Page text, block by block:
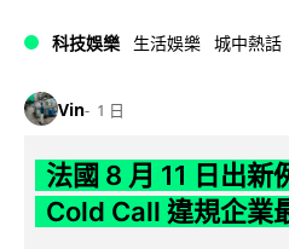
科技娛樂 生活娛樂 城中熱話
Vin 1 日
法國 8 月 11 日出新
Cold Call 違規企業